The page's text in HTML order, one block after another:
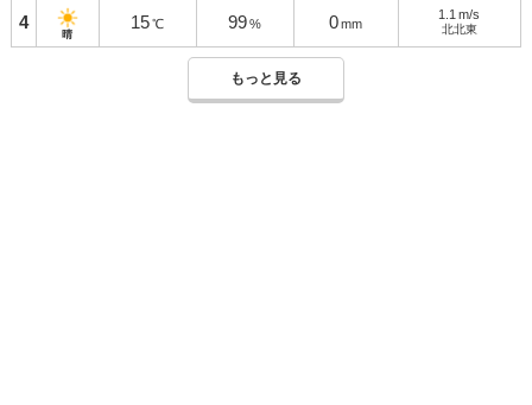
4
晴
15 ℃ 99 % 0 mm
1.1 m/s
北北東
もっと見る